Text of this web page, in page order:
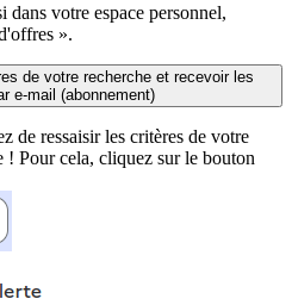
dans votre espace personnel,
».
de votre recherche et recevoir les
e-mail (abonnement)
de ressaisir les critères de votre
! Pour cela, cliquez sur le bouton